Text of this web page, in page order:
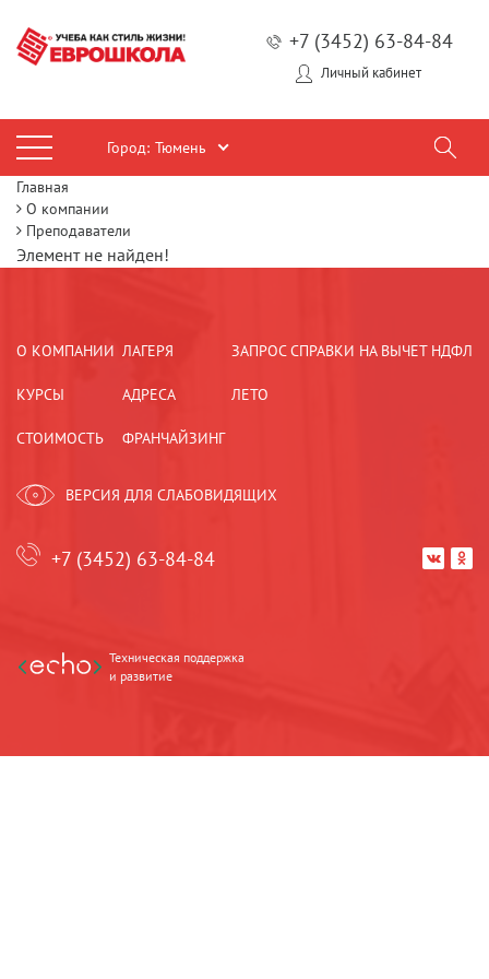
+7 (3452) 63-84-84
Личный кабинет
Город: Тюмень
Главная
О компании
Преподаватели
Элемент не найден!
О КОМПАНИИ
КУРСЫ
СТОИМОСТЬ
ЛАГЕРЯ
АДРЕСА
ФРАНЧАЙЗИНГ
ЗАПРОС СПРАВКИ НА ВЫЧЕТ НДФЛ
ЛЕТО
ВЕРСИЯ ДЛЯ СЛАБОВИДЯЩИХ
+7 (3452) 63-84-84  
Техническая поддержка
и развитие